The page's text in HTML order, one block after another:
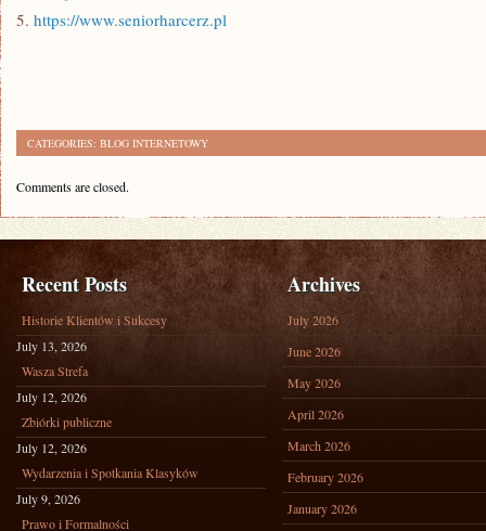
5. https://www.seniorharcerz.pl
CATEGORIES: BLOG INTERNETOWY
Comments are closed.
Recent Posts
Historie Klientów i Sukcesy
July 13, 2026
Wasza Strefa
July 12, 2026
Zbiórki publiczne
July 12, 2026
Wydarzenia i Spotkania Klasyków
July 9, 2026
Prawo i Formalności
Archives
July 2026
June 2026
May 2026
April 2026
March 2026
February 2026
January 2026